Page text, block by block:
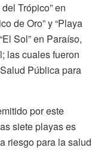
Trópico” en
de Oro” y “Playa
Sol” en Paraíso,
las cuales fueron
Pública para
por este
siete playas es
riesgo para la salud